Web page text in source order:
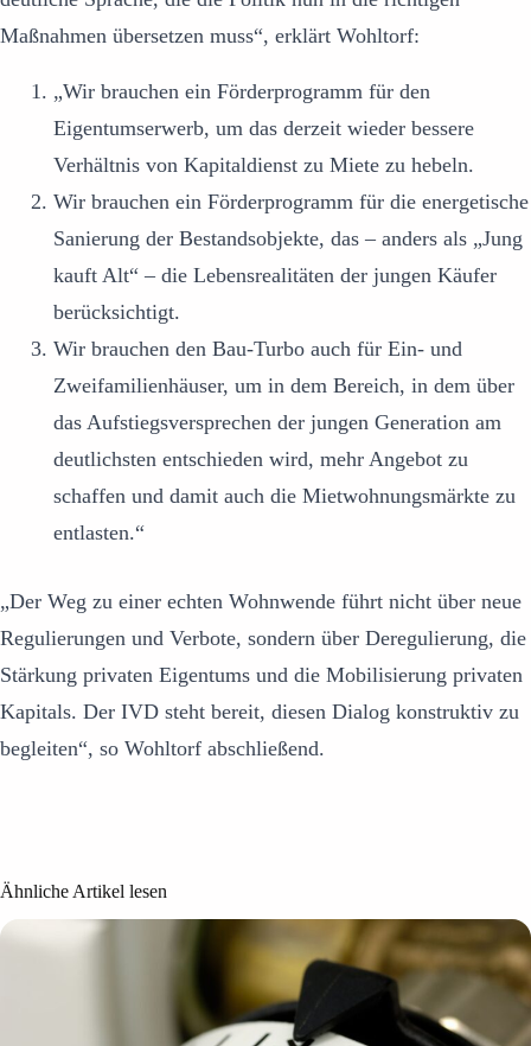
Maßnahmen übersetzen muss“, erklärt Wohltorf:
„Wir brauchen ein Förderprogramm für den
Eigentumserwerb, um das derzeit wieder bessere
Verhältnis von Kapitaldienst zu Miete zu hebeln.
Wir brauchen ein Förderprogramm für die energetische
Sanierung der Bestandsobjekte, das – anders als „Jung
kauft Alt“ – die Lebensrealitäten der jungen Käufer
berücksichtigt.
Wir brauchen den Bau-Turbo auch für Ein- und
Zweifamilienhäuser, um in dem Bereich, in dem über
das Aufstiegsversprechen der jungen Generation am
deutlichsten entschieden wird, mehr Angebot zu
schaffen und damit auch die Mietwohnungsmärkte zu
entlasten.“
„Der Weg zu einer echten Wohnwende führt nicht über neue
Regulierungen und Verbote, sondern über Deregulierung, die
Stärkung privaten Eigentums und die Mobilisierung privaten
Kapitals. Der IVD steht bereit, diesen Dialog konstruktiv zu
begleiten“, so Wohltorf abschließend.
Ähnliche Artikel lesen